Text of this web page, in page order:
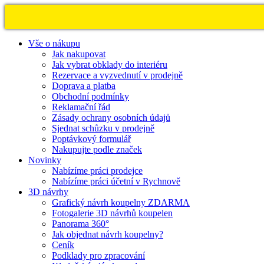
Vše o nákupu
Jak nakupovat
Jak vybrat obklady do interiéru
Rezervace a vyzvednutí v prodejně
Doprava a platba
Obchodní podmínky
Reklamační řád
Zásady ochrany osobních údajů
Sjednat schůzku v prodejně
Poptávkový formulář
Nakupujte podle značek
Novinky
Nabízíme práci prodejce
Nabízíme práci účetní v Rychnově
3D návrhy
Grafický návrh koupelny ZDARMA
Fotogalerie 3D návrhů koupelen
Panorama 360°
Jak objednat návrh koupelny?
Ceník
Podklady pro zpracování